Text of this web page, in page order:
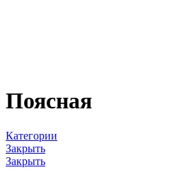
Поясная
Категории
Закрыть
Закрыть